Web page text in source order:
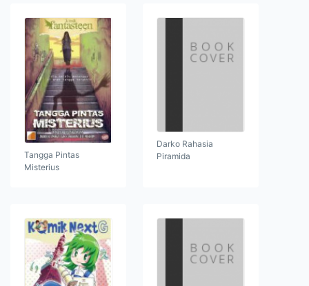
Tangga Pintas
Misterius
Darko Rahasia
Piramida